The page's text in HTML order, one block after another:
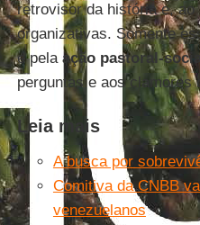
retrovisor da história e, ao
organizativas. Somente
e pela ação pastoral-
perguntas e aos clamores
Leia mais
A busca por
Comitiva da CNBB
venezuelanos